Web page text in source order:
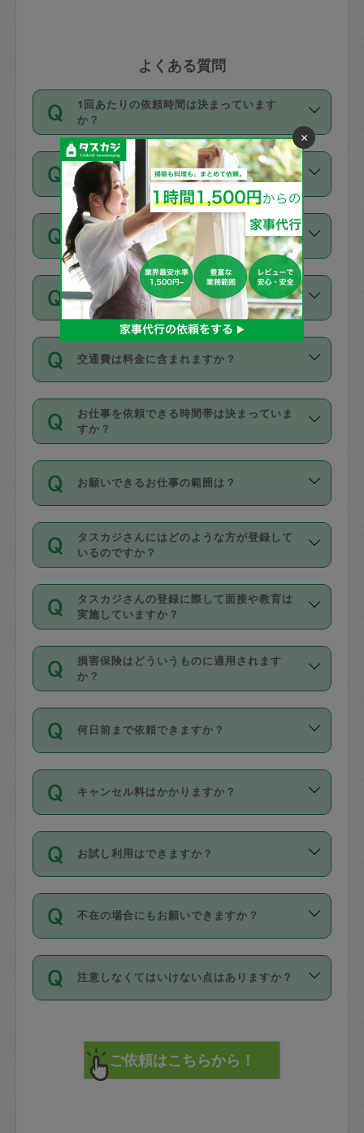
よくある質問
1回あたりの依頼時間は決まっています
か？
依頼1回につき3時間固定です。3時間を
超えて依頼したい場合は、延長機能をご
利用ください。機能をご利用いただくに
は、タスカジさんに事前に相談し、合意
の上事前申請することが必要です。な
お、3時間を下回っても、値引き等はござ
いません。
価格はどうやって決まっていますか？
11種類の価格帯の中からタスカジさん自
身が価格を選んで設定しています。
タスカジさんの価格設定には最初は制限
があり、レビュー件数、レビューの平均
値、などで除々に設定可能な最高額が上
がっていく仕組みになっています。
支払い方法を教えてください
お支払方法はクレジットカード（Visa／
Master／JCB／AMERICAN EXPRESS／
Diners Club）のみとなります。
カード情報のご登録は、依頼リクエスト
を行う際にご入力ください。プロフィー
ル登録時にはご入力いただかなくても大
丈夫です。
デビットカード・プリペイドカード（Vプ
リカ、au WALLETなど）は支払にはご利
銀行振込や現金払いも対応していませ
なお、タスカジさんの交通費も、依頼料
金のご請求と合わせてお支払いとなりま
動計算で表示されます。
同じタスカジさんに定期的にお願いする場
合はお得になる？
依頼には「スポット」と「定期（毎週｜
隔週）」があり、「定期」の依頼は「ス
ポット」よりお得な料金でご利用できま
す。
定期の最低利用回数は設けていない代わ
りに、一定数を超えたキャンセルは有償
（例：毎週定期の場合は３回以上のキャ
ンセルが有償（1200円、隔週定期の場合
は２回以上のキャンセルが有償（1200
交通費は料金に含まれますか？
交通費は依頼料金とは別途発生し、依頼
料金のご請求と合わせてお支払いとなり
ます。交通費の金額は「依頼の詳細」に
お仕事を依頼できる時間帯は決まっていま
すか？
時間帯は3種類あります。いずれも１回あ
たり３時間です。
・ＡＭ ９時～１２時
・ＰＭ １３時～１６時
・夜 １８時～２１時
開始時間を２時間前後変更することが可
能です。依頼送信後、個別にタスカジさ
んにメッセージを送り調整してくださ
い。ただし、２時間を越えての調整はで
時間も被らない場合、損害保険の対象外
お願いできるお仕事の範囲は？
掃除、整理収納、洗濯、買い物、料理、
作り置きです。タスカジさんによってで
きる仕事の範囲が異なりますので、依頼
する前にタスカジさんのプロフィールで
確認してください。
基本的に、高所での作業や危険作業、屋
外での作業は対象外です。
タスカジさんにはどのような方が登録して
いるのですか？
主婦として長年の家事経験をお持ちの
方、栄養士・調理師といった資格者で保
育園や学校の給食やレストランで料理関
係の専門職に従事されていた方、日本で
すでにハウスキーパーや英語の先生とし
てお仕事をしているフィリピン出身の
社員など様々なバックグラウンドの方が
登録しています。
日本語も話せる方など様々です。
ールに記載していますので、各自の得意
を依頼してください。
タスカジさんの登録に際して面接や教育は
実施していますか？
応募の際に、各自事務局との面接と説明
を行っています。その後、身分証明書の
写真提出をしていただいています。外国
確認しています。タスカジさんトレーニ
ング動画を使ったセルフトレーニングの
現場トライアルを受け、合格したタスカ
ジさんが活動されています。
※テストセンターの講評は１件目のレビュ
参考
【詳細】タスカジさんの登録に際
損害保険はどういうものに適用されます
か？
依頼者とタスカジさんとの間でタスカジ
を通して成立した作業時間内での作業に
適用されます。作業範囲は、掃除、洗
です。作業中に物を壊したり、人にけが
をさせたりした場合が対象で、補償金額
す。
写真を撮り、
詳細FAQ：
損害賠償保険について教えて
何日前まで依頼できますか？
ご依頼は、現在を起点に3日後（72時間
以降）の日時から受付可能となっていま
す。
タスカジさんへ「募集」をかけることが
可能です。
キャンセル料はかかりますか？
キャンセル料には、以下の2種類がありま
す。
1. 直前キャンセル（定期、スポット契約
共通）
72時間を超える※と、以下のキャンセル
料が発生します。
直前キャンセル料：
72時間前〜24時間前＝依頼料金の50%
お試し利用はできますか？
「お試し利用」というメニューはありま
せんが、「一回のみ」依頼を活用するこ
とによって、気に入ったタスカジさんを
まず、条件の合う気になるタスカジさ
みてください。
その後、一番気に入ったタスカジさんに
不在の場合にもお願いできますか？
不在の場合の作業はタスカジさんの同意
が必要です。数回の依頼ののち、タスカ
ジさんと依頼者の間で十分な信頼関係が
てください。
不在時に部屋に入るためにタスカジさん
注意しなくてはいけない点はありますか？
で、必ず鍵のかかるロッカーや金庫に入
れて依頼者の責任の元管理するよう心掛
けてください。
×